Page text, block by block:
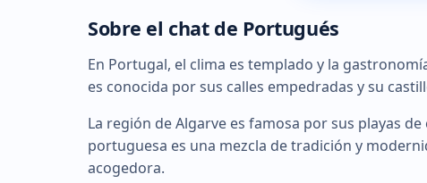
Sobre el chat de Portugués
En Portugal, el clima es templado y la
es conocida por sus calles empedradas y su
La región de Algarve es famosa por sus playas
portuguesa es una mezcla de tradición y
acogedora.